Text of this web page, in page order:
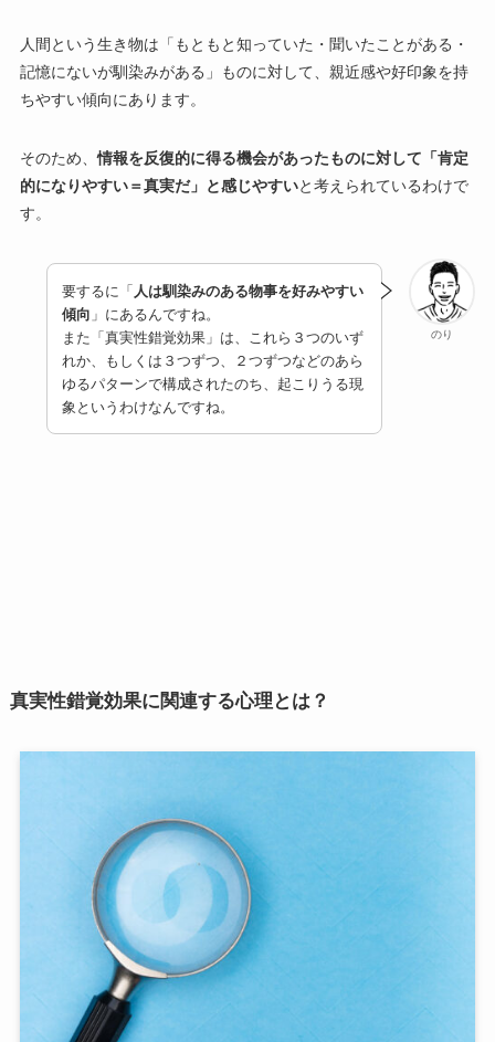
人間という生き物は「もともと知っていた・聞いたことがある・
記憶にないが馴染みがある」ものに対して、親近感や好印象を持
ちやすい傾向にあります。
そのため、情報を反復的に得る機会があったものに対して「肯定
的になりやすい＝真実だ」と感じやすいと考えられているわけで
す。
のり
要するに「 人は馴染みのある物事を好みやすい
傾向 」にあるんですね。
また「真実性錯覚効果」は、これら３つのいず
れか、もしくは３つずつ、２つずつなどのあら
ゆるパターンで構成されたのち、起こりうる現
象というわけなんですね。
真実性錯覚効果に関連する心理とは？